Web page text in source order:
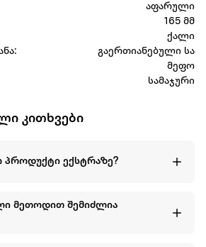
აფარული
165 მმ
ქალი
გაერთიანებული სა
მეფო
სამაჯური
კითხვები
ექსტრაზე?
მეთოდით შემიძლია